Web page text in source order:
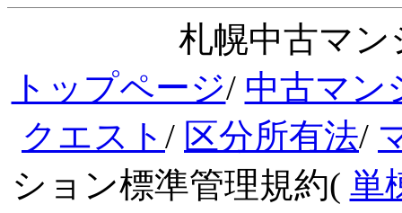
札幌中古マン
トップページ/ 中古マン
クエスト / 区分所有法/
ション標準管理規約( 単